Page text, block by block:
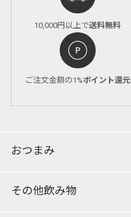
10,000円以上で送料無料
ご注文金額の1%ポイント還元
おつまみ
その他飲み物